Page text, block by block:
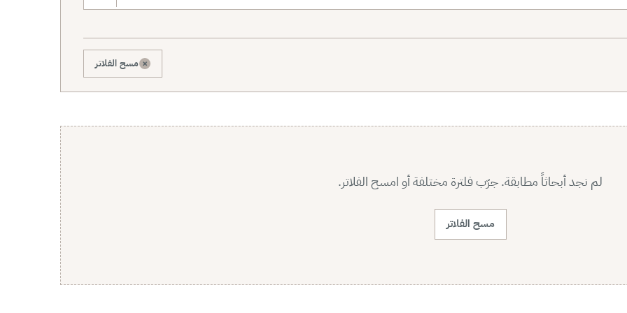
× مسح الفلاتر
لم نجد أبحاثاً مطابقة. جرّب فلترة مختلفة أو امسح الفلاتر.
مسح الفلاتر